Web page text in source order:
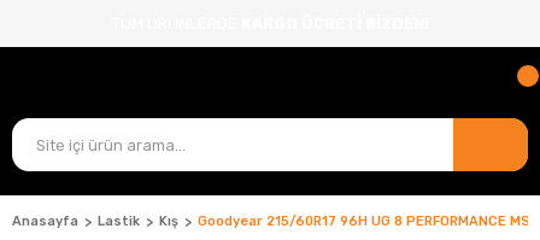
Anasayfa Lastik Kış Goodyear 215/60R17 96H UG 8 PERFORMANCE MS